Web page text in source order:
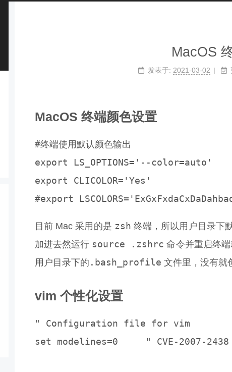
MacOS
发表于: 2021-03-02
MacOS 终端颜色设置
#终端使用默认颜色输出
export LS_OPTIONS='--color=auto'
export CLICOLOR='Yes'
目前 Mac 采用的是 zsh 终端，所以用户目录下
加进去然运行 source .zshrc 命令并重启终
用户目录下的 .bash_profile 文件里，没有就
vim 个性化设置
" Configuration file for vim
set modelines=0     " CVE-2007-2438